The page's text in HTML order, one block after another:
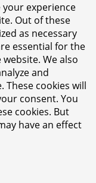
your experience
Out of these
as necessary
essential for the
We also
and
These cookies will
consent. You
cookies. But
have an effect